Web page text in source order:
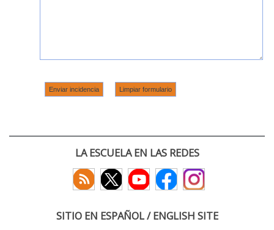
LA ESCUELA EN LAS REDES
SITIO EN ESPAÑOL / ENGLISH SITE